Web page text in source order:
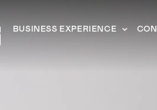
BUSINESS EXPERIENCE